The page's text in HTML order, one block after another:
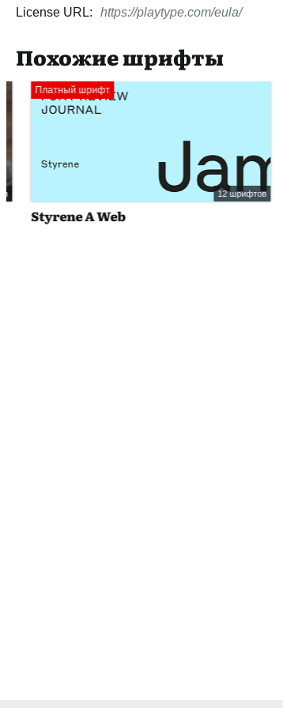
License URL:
https://playtype.com/eula/
Похожие шрифты
Платный шрифт
12 шрифтов
Styrene A Web